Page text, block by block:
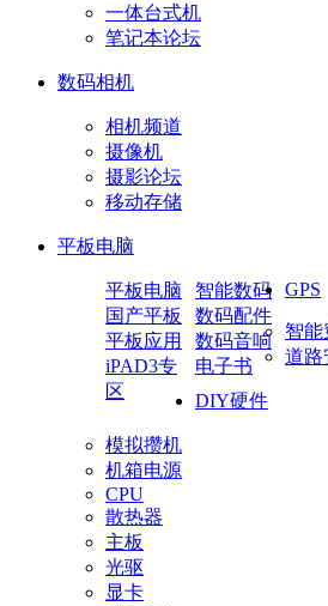
一体台式机
笔记本论坛
数码相机
相机频道
摄像机
摄影论坛
移动存储
平板电脑
平板电脑
智能数码
国产平板
数码配件
平板应用
数码音响
iPAD3专
区
电子书
GPS
智能
道路
DIY硬件
模拟攒机
机箱电源
CPU
散热器
主板
光驱
显卡